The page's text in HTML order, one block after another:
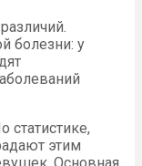
болезни: у
статистике,
этим